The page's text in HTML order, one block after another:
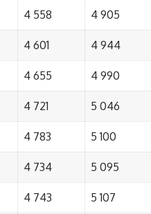
4 558 4 905
4 601 4 944
4 655 4 990
4 721 5 046
4 783 5 100
4 734 5 095
4 743 5 107